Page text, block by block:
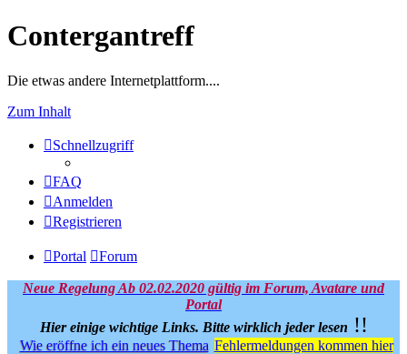
Contergantreff
Die etwas andere Internetplattform....
Zum Inhalt
Schnellzugriff
FAQ
Anmelden
Registrieren
Portal Forum
Neue Regelung Ab 02.02.2020 gültig im Forum, Avatare und
Portal
Hier einige wichtige Links. Bitte wirklich jeder lesen !!
Wie eröffne ich ein neues Thema Fehlermeldungen kommen hier